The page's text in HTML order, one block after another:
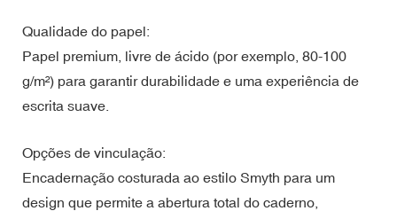
Qualidade do papel:
Papel premium, livre de ácido (por exemplo, 80-100
g/m²) para garantir durabilidade e uma experiência de
escrita suave.
Opções de vinculação:
Encadernação costurada ao estilo Smyth para um
design que permite a abertura total do caderno,